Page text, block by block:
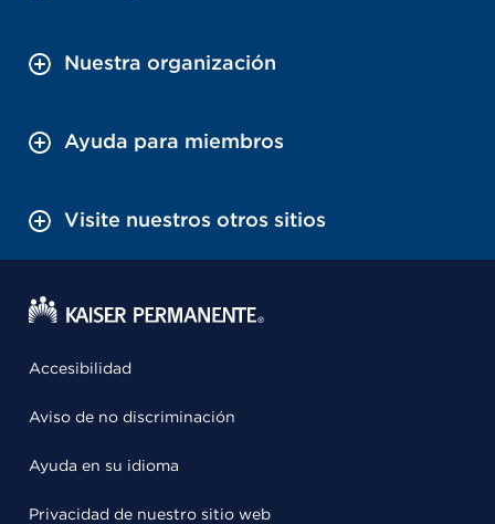
Nuestra organización
Ayuda para miembros
Visite nuestros otros sitios
Accesibilidad
Aviso de no discriminación
Ayuda en su idioma
Privacidad de nuestro sitio web